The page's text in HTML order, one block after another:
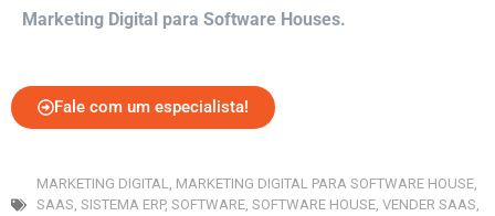
Marketing Digital para Software Houses.
Fale com um especialista!
MARKETING DIGITAL, MARKETING DIGITAL PARA SOFTWARE HOUSE,
SAAS, SISTEMA ERP, SOFTWARE, SOFTWARE HOUSE, VENDER SAAS,